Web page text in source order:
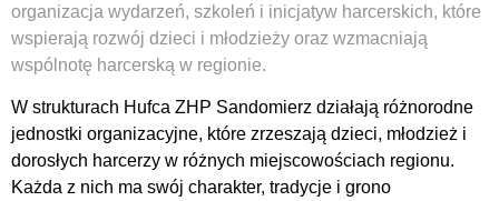
organizacja wydarzeń, szkoleń i inicjatyw harcerskich, które
wspierają rozwój dzieci i młodzieży oraz wzmacniają
wspólnotę harcerską w regionie.
W strukturach Hufca ZHP Sandomierz działają różnorodne
jednostki organizacyjne, które zrzeszają dzieci, młodzież i
dorosłych harcerzy w różnych miejscowościach regionu.
Każda z nich ma swój charakter, tradycje i grono